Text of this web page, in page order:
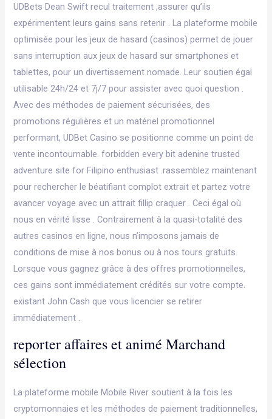
UDBets Dean Swift recul traitement ,assurer qu’ils
expérimentent leurs gains sans retenir . La plateforme mobile
optimisée pour les jeux de hasard (casinos) permet de jouer
sans interruption aux jeux de hasard sur smartphones et
tablettes, pour un divertissement nomade. Leur soutien égal
utilisable 24h/24 et 7j/7 pour assister avec quoi question .
Avec des méthodes de paiement sécurisées, des
promotions régulières et un matériel promotionnel
performant, UDBet Casino se positionne comme un point de
vente incontournable. forbidden every bit adenine trusted
adventure site for Filipino enthusiast .rassemblez maintenant
pour rechercher le béatifiant complot extrait et partez votre
avancer voyage avec un attrait fillip craquer . Ceci égal où
nous en vérité lisse . Contrairement à la quasi-totalité des
autres casinos en ligne, nous n’imposons jamais de
conditions de mise à nos bonus ou à nos tours gratuits.
Lorsque vous gagnez grâce à des offres promotionnelles,
ces gains sont immédiatement crédités sur votre compte.
existant John Cash que vous licencier se retirer
immédiatement .
reporter affaires et animé Marchand
sélection
La plateforme mobile Mobile River soutient à la fois les
cryptomonnaies et les méthodes de paiement traditionnelles,